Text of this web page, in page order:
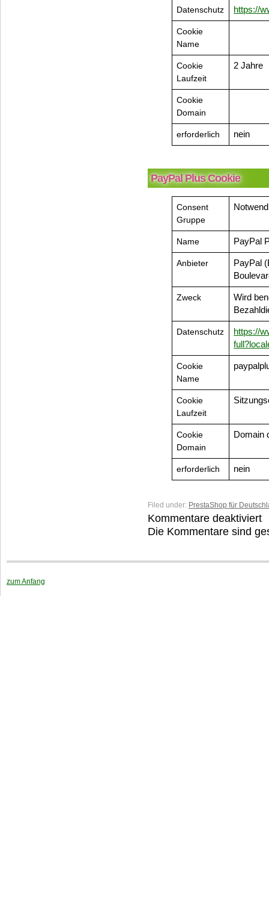
Datenschutz https://
Cookie
Name
Cookie
Laufzeit
2 Jahre
Cookie
Domain
erforderlich nein
PayPal Plus Cookie
Consent
Gruppe
Name PayPal
Anbieter
PayPal
Zweck
Wird
Datenschutz
https://
Cookie
Name
Cookie
Laufzeit
Cookie
Domain
Domain
erforderlich nein
Filed under: PrestaShop für
Kommentare deaktiviert
Die Kommentare sind
zum Anfang